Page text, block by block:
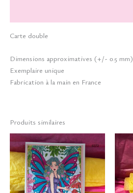
Carte double
Dimensions approximatives (+/- 0.5 mm)
Exemplaire unique
Fabrication à la main en France
Produits similaires